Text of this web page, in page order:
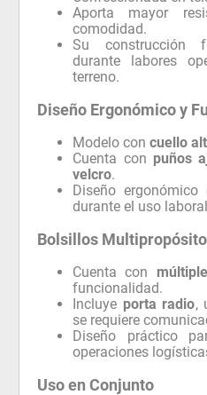
Aporta mayor
comodidad.
Su construcción
durante labores
terreno.
Diseño Ergonómico y
Modelo concuello
Cuenta con puños
velcro.
Diseño
durante el uso
Bolsillos Multipropósito
Cuenta con
funcionalidad.
Incluye porta radio,
se requiere
Diseño práctico
operaciones
Uso en Conjunto